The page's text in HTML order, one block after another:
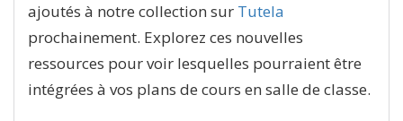
ajoutés à notre collection sur Tutela
prochainement. Explorez ces nouvelles
ressources pour voir lesquelles pourraient être
intégrées à vos plans de cours en salle de classe.